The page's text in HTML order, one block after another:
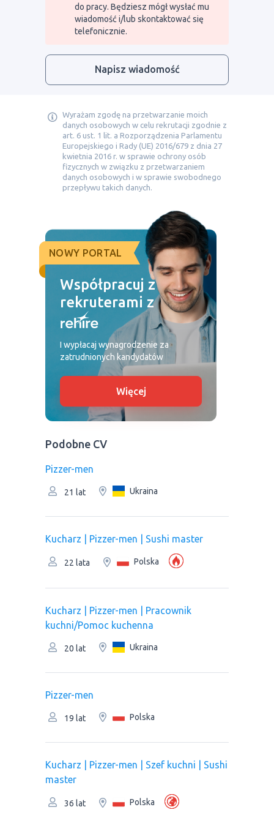
do pracy. Będziesz mógł wysłać mu
wiadomość i/lub skontaktować się
telefonicznie.
Napisz wiadomość
Wyrażam zgodę na przetwarzanie moich
danych osobowych w celu rekrutacji zgodnie z
art. 6 ust. 1 lit. a Rozporządzenia Parlamentu
Europejskiego i Rady (UE) 2016/679 z dnia 27
kwietnia 2016 r. w sprawie ochrony osób
fizycznych w związku z przetwarzaniem
danych osobowych i w sprawie swobodnego
przepływu takich danych.
NOWY PORTAL
Współpracuj z
rekruterami z
I wypłacaj wynagrodzenie za
zatrudnionych kandydatów
Więcej
Podobne CV
Pizzer-men
21 lat Ukraina
Kucharz | Pizzer-men | Sushi master
22 lata Polska
Kucharz | Pizzer-men | Pracownik
kuchni/Pomoc kuchenna
20 lat Ukraina
Pizzer-men
19 lat Polska
Kucharz | Pizzer-men | Szef kuchni | Sushi
master
36 lat Polska